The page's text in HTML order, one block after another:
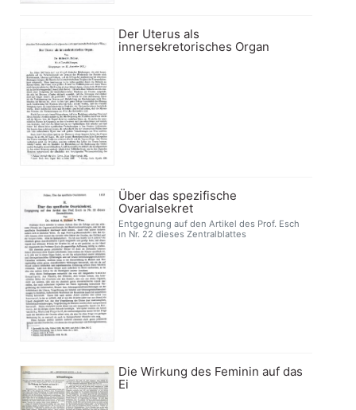
Der Uterus als
innersekretorisches Organ
Über das spezifische
Ovarialsekret
Entgegnung auf den Artikel des Prof. Esch
in Nr. 22 dieses Zentralblattes
Die Wirkung des Feminin auf das
Ei